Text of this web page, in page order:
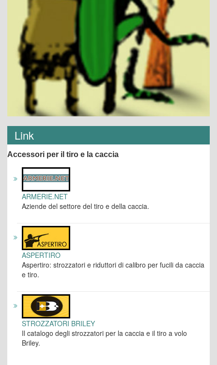
Link
Accessori per il tiro e la caccia
ARMERIE.NET
Aziende del settore del tiro e della caccia.
ASPERTIRO
Aspertiro: strozzatori e riduttori di calibro per fucili da caccia
e tiro.
STROZZATORI BRILEY
Il catalogo degli strozzatori per la caccia e il tiro a volo
Briley.